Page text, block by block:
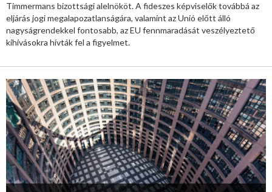
Timmermans bizottsági alelnököt. A fideszes képviselők továbbá az
eljárás jogi megalapozatlanságára, valamint az Unió előtt álló
nagyságrendekkel fontosabb, az EU fennmaradását veszélyeztető
kihívásokra hívták fel a figyelmet.